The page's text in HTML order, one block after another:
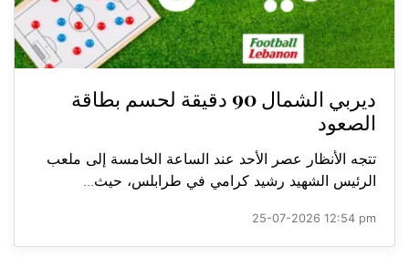
ديربي الشمال 90 دقيقة لحسم بطاقة
الصعود
تتجه الأنظار عصر الأحد عند الساعة الخامسة إلى ملعب
الرئيس الشهيد رشيد كرامي في طرابلس، حيث...
25-07-2026 12:54 pm